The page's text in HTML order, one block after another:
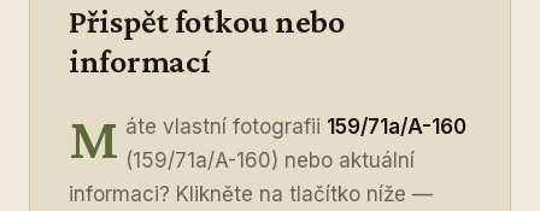
Přispět fotkou nebo
informací
M áte vlastní fotografii 159/71a/A-160
(159/71a/A-160) nebo aktuální
informaci? Klikněte na tlačítko níže —